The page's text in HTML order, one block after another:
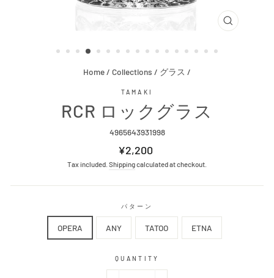
CLOSE
Home / Collections / グラス /
TAMAKI
RCR ロックグラス
4965643931998
Regular
price
¥2,200
Tax included. Shippingcalculated at checkout.
パターン
OPERA ANY TATOO ETNA
QUANTITY